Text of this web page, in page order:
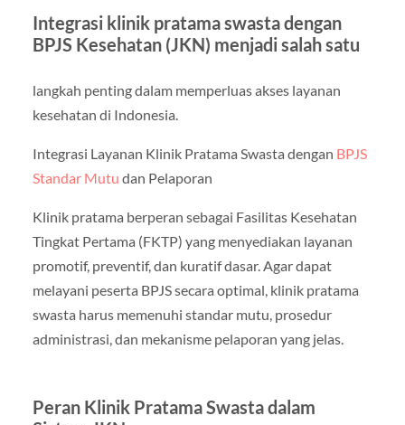
Integrasi klinik pratama swasta dengan
BPJS Kesehatan (JKN) menjadi salah satu
langkah penting dalam memperluas akses layanan
kesehatan di Indonesia.
Integrasi Layanan Klinik Pratama Swasta dengan BPJS
Standar Mutu dan Pelaporan
Klinik pratama berperan sebagai Fasilitas Kesehatan
Tingkat Pertama (FKTP) yang menyediakan layanan
promotif, preventif, dan kuratif dasar. Agar dapat
melayani peserta BPJS secara optimal, klinik pratama
swasta harus memenuhi standar mutu, prosedur
administrasi, dan mekanisme pelaporan yang jelas.
Peran Klinik Pratama Swasta dalam